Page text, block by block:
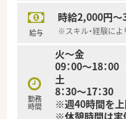
■幅広い年代のス
がらチームワーク
給与
時給2,000円～
※スキル・経験によ
勤務
時間
火～金
09：00～18：00
土
8：30～17：30
※週40時間を